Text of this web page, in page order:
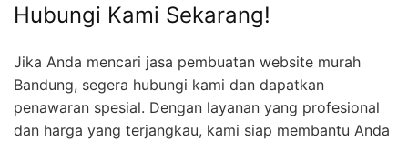
Hubungi Kami Sekarang!
Jika Anda mencari jasa pembuatan website murah
Bandung, segera hubungi kami dan dapatkan
penawaran spesial. Dengan layanan yang profesional
dan harga yang terjangkau, kami siap membantu Anda